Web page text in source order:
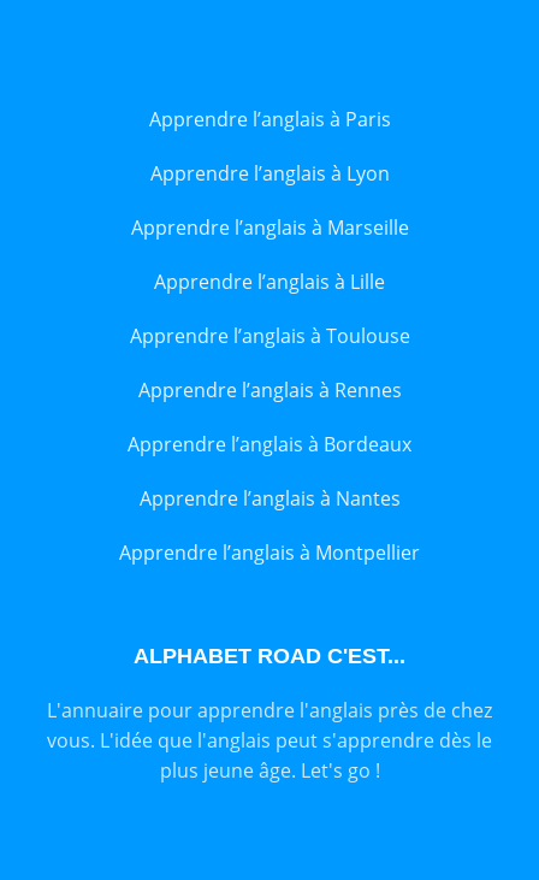
Apprendre l’anglais à Paris
Apprendre l’anglais à Lyon
Apprendre l’anglais à Marseille
Apprendre l’anglais à Lille
Apprendre l’anglais à Toulouse
Apprendre l’anglais à Rennes
Apprendre l’anglais à Bordeaux
Apprendre l’anglais à Nantes
Apprendre l’anglais à Montpellier
ALPHABET ROAD C'EST...
L'annuaire pour apprendre l'anglais près de chez
vous. L'idée que l'anglais peut s'apprendre dès le
plus jeune âge. Let's go !